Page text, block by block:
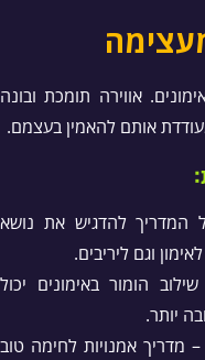
אווירה תומכת ובונה
אותם להאמין בעצמם.
המדריך להדגיש את נושא
וגם ליריבים.
הומור באימונים יכול
יותר.
אמנויות לחימה טוב